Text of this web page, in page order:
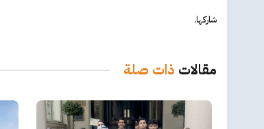
شاركها.
مقالات ذات صلة